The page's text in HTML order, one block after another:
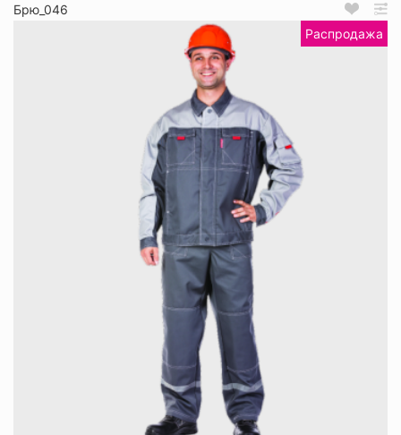
Брю_046
Распродажа